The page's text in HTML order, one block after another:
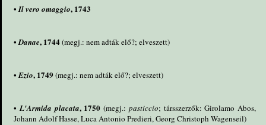
•Il vero omaggio, 1743
•Danae, 1744(megj.: nem adták elő?; elveszett)
•Ezio, 1749 (megj.: nem adták elő?; elveszett)
•L'Armida placata, 1750 (megj.: pasticcio; társszerzők: Girolamo Abos,
Johann Adolf Hasse, Luca Antonio Predieri, Georg Christoph Wagenseil)